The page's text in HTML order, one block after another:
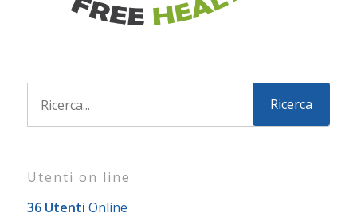
Utenti on line
36 Utenti Online